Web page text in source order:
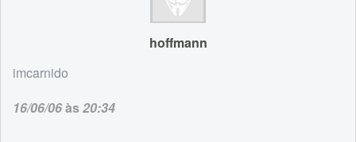
hoffmann
imcarnido
16/06/06às20:34